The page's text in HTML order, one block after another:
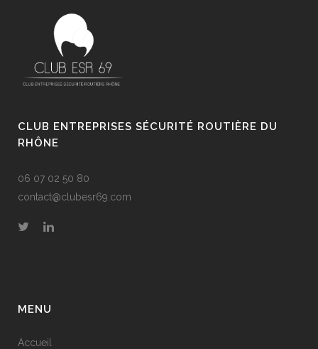
CLUB ENTREPRISES SÉCURITÉ ROUTIÈRE DU
RHÔNE
06 07 02 50 80
contact@clubesr69.com
MENU
Accueil